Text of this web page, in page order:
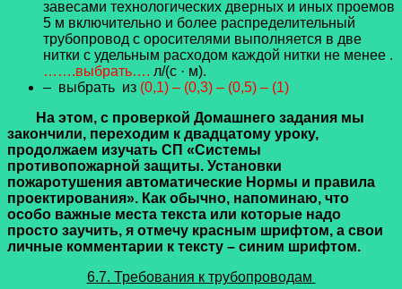
завесами технологических дверных и иных проемов
5 м включительно и более распределительный
трубопровод с оросителями выполняется в две
нитки с удельным расходом каждой нитки не менее .
…….выбрать…. л/(с · м).
– выбрать из (0,1) – (0,3) – (0,5) – (1)
На этом, с проверкой Домашнего задания мы
закончили, переходим к двадцатому уроку,
продолжаем изучать СП «Системы
противопожарной защиты. Установки
пожаротушения автоматические Нормы и правила
проектирования». Как обычно, напоминаю, что
особо важные места текста или которые надо
просто заучить, я отмечу красным шрифтом, а свои
личные комментарии к тексту – синим шрифтом.
6.7. Требования к трубопроводам